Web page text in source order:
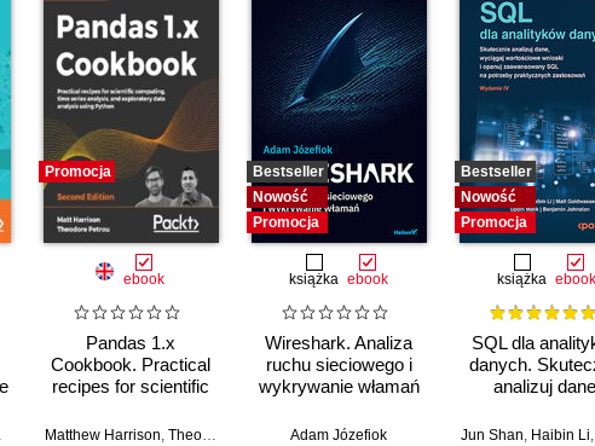
Petrou
Mzabalazo Z. Ngwenya,Andrew Bauman,Shanthi Viswanathan Viswa Viswanathan
Promocja
ebook
Pandas 1.x
Cookbook. Practical
recipes for scientific
series analysis, and
Matthew Harrison, Theodore Petrou
Bestseller
Nowość
Promocja
książka ebook
Wireshark. Analiza
ruchu sieciowego i
wykrywanie włamań
Adam Józefiok
Bestseller
Nowość
Promocja
książka ebook
SQL dla
danych.
analizuj
wartościowe
Jun Shan, Haibin Li,